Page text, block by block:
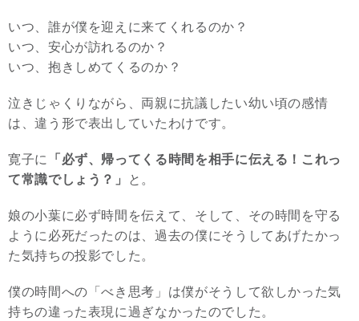
いつ、誰が僕を迎えに来てくれるのか？
いつ、安心が訪れるのか？
いつ、抱きしめてくるのか？
泣きじゃくりながら、両親に抗議したい幼い頃の感情
は、違う形で表出していたわけです。
寛子に 「必ず、帰ってくる時間を相手に伝える！これっ
て常識でしょう？」
と。
娘の小葉に必ず時間を伝えて、そして、その時間を守る
ように必死だったのは、過去の僕にそうしてあげたかっ
た気持ちの投影でした。
僕の時間への「べき思考」は僕がそうして欲しかった気
持ちの違った表現に過ぎなかったのでした。